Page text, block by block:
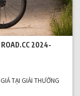
2024-
TẠI GIẢI THƯỞNG